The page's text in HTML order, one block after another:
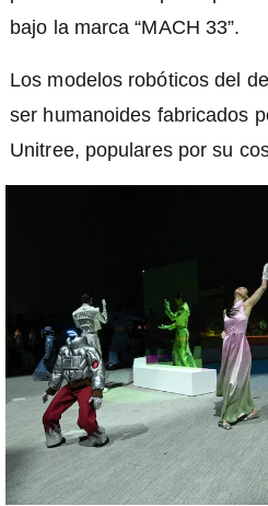
bajo la marca “MACH 33”.
Los modelos robóticos del
ser humanoides fabricados
Unitree, populares por su